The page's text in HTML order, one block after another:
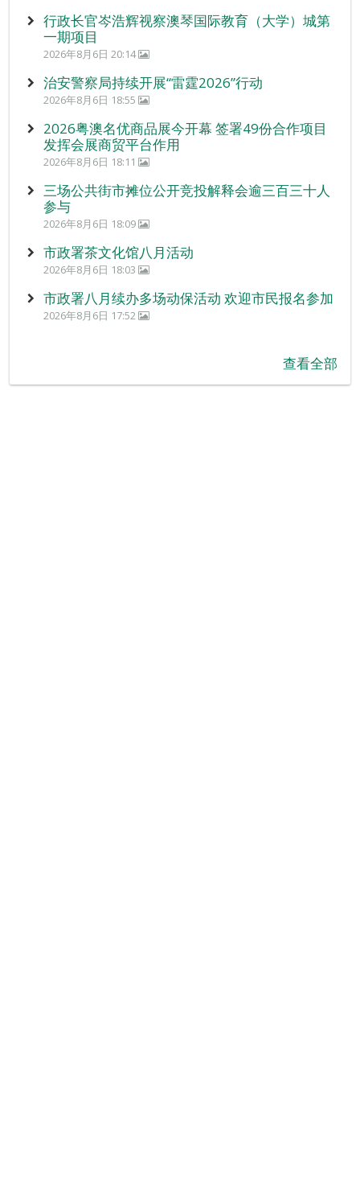
行政长官岑浩辉视察澳琴国际教育（大学）城第
一期项目
2026年8月6日 20:14
治安警察局持续开展“雷霆2026”行动
2026年8月6日 18:55
2026粤澳名优商品展今开幕 签署49份合作项目
发挥会展商贸平台作用
2026年8月6日 18:11
三场公共街市摊位公开竞投解释会逾三百三十人
参与
2026年8月6日 18:09
市政署茶文化馆八月活动
2026年8月6日 18:03
市政署八月续办多场动保活动 欢迎市民报名参加
2026年8月6日 17:52
查看全部